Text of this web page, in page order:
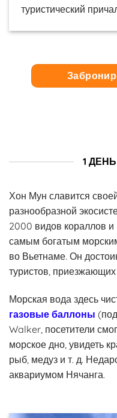
туристический
1
Хон Мун славится
разнообразной
2000 видов кораллов и
самым богатым
во Вьетнаме. Он
туристов,
Морская вода здесь
газовые баллоны
Walker, посетители
морское дно, увидеть
рыб, медуз и т. д.
аквариумом Нячанга.